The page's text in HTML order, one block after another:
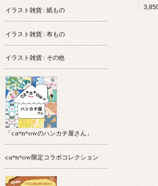
イラスト雑貨 : 紙もの
イラスト雑貨 : 布もの
イラスト雑貨 : その他
「ca*n*owのハンカチ屋さん」
ca*n*ow限定コラボコレクション